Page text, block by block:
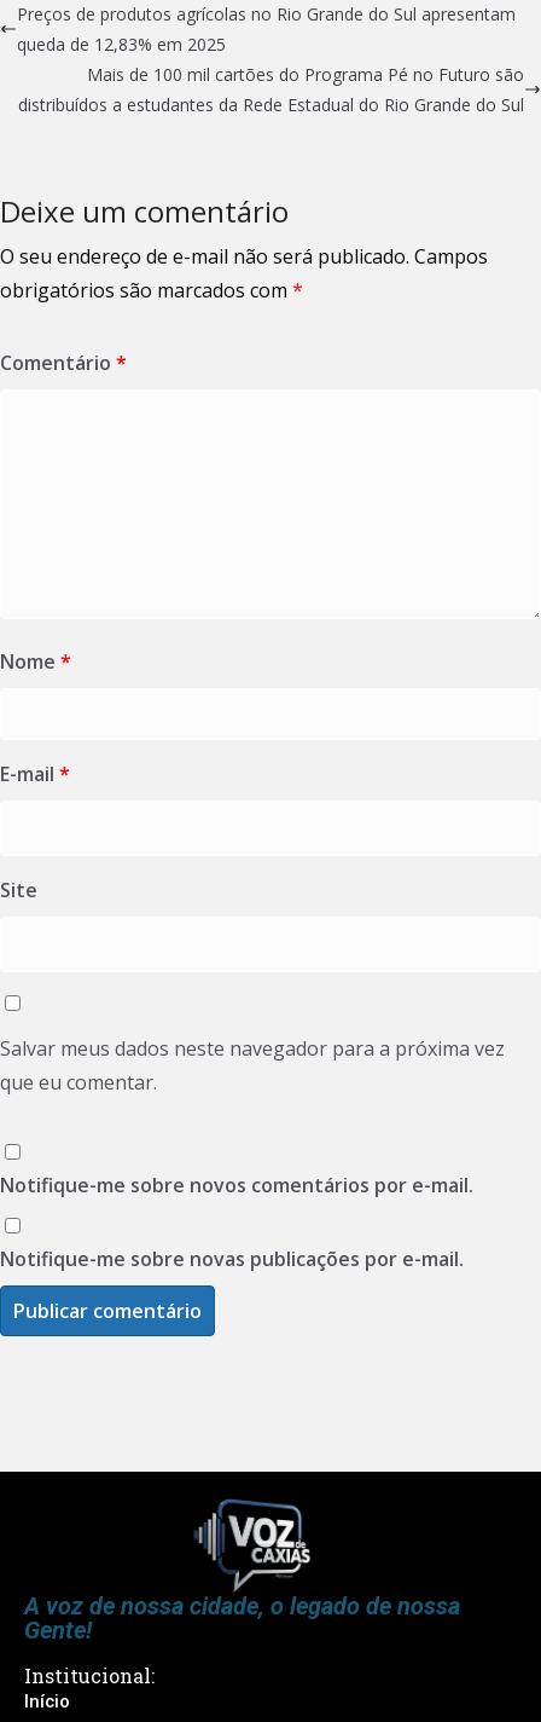
Preços de produtos agrícolas no Rio Grande do Sul apresentam
queda de 12,83% em 2025
Mais de 100 mil cartões do Programa Pé no Futuro são
distribuídos a estudantes da Rede Estadual do Rio Grande do Sul
Deixe um comentário
O seu endereço de e-mail não será publicado. Campos
obrigatórios são marcados com *
Comentário *
Nome *
E-mail *
Site
Salvar meus dados neste navegador para a próxima vez
que eu comentar.
Notifique-me sobre novos comentários por e-mail.
Notifique-me sobre novas publicações por e-mail.
A voz de nossa cidade, o legado de nossa
Gente!
Institucional:
Início